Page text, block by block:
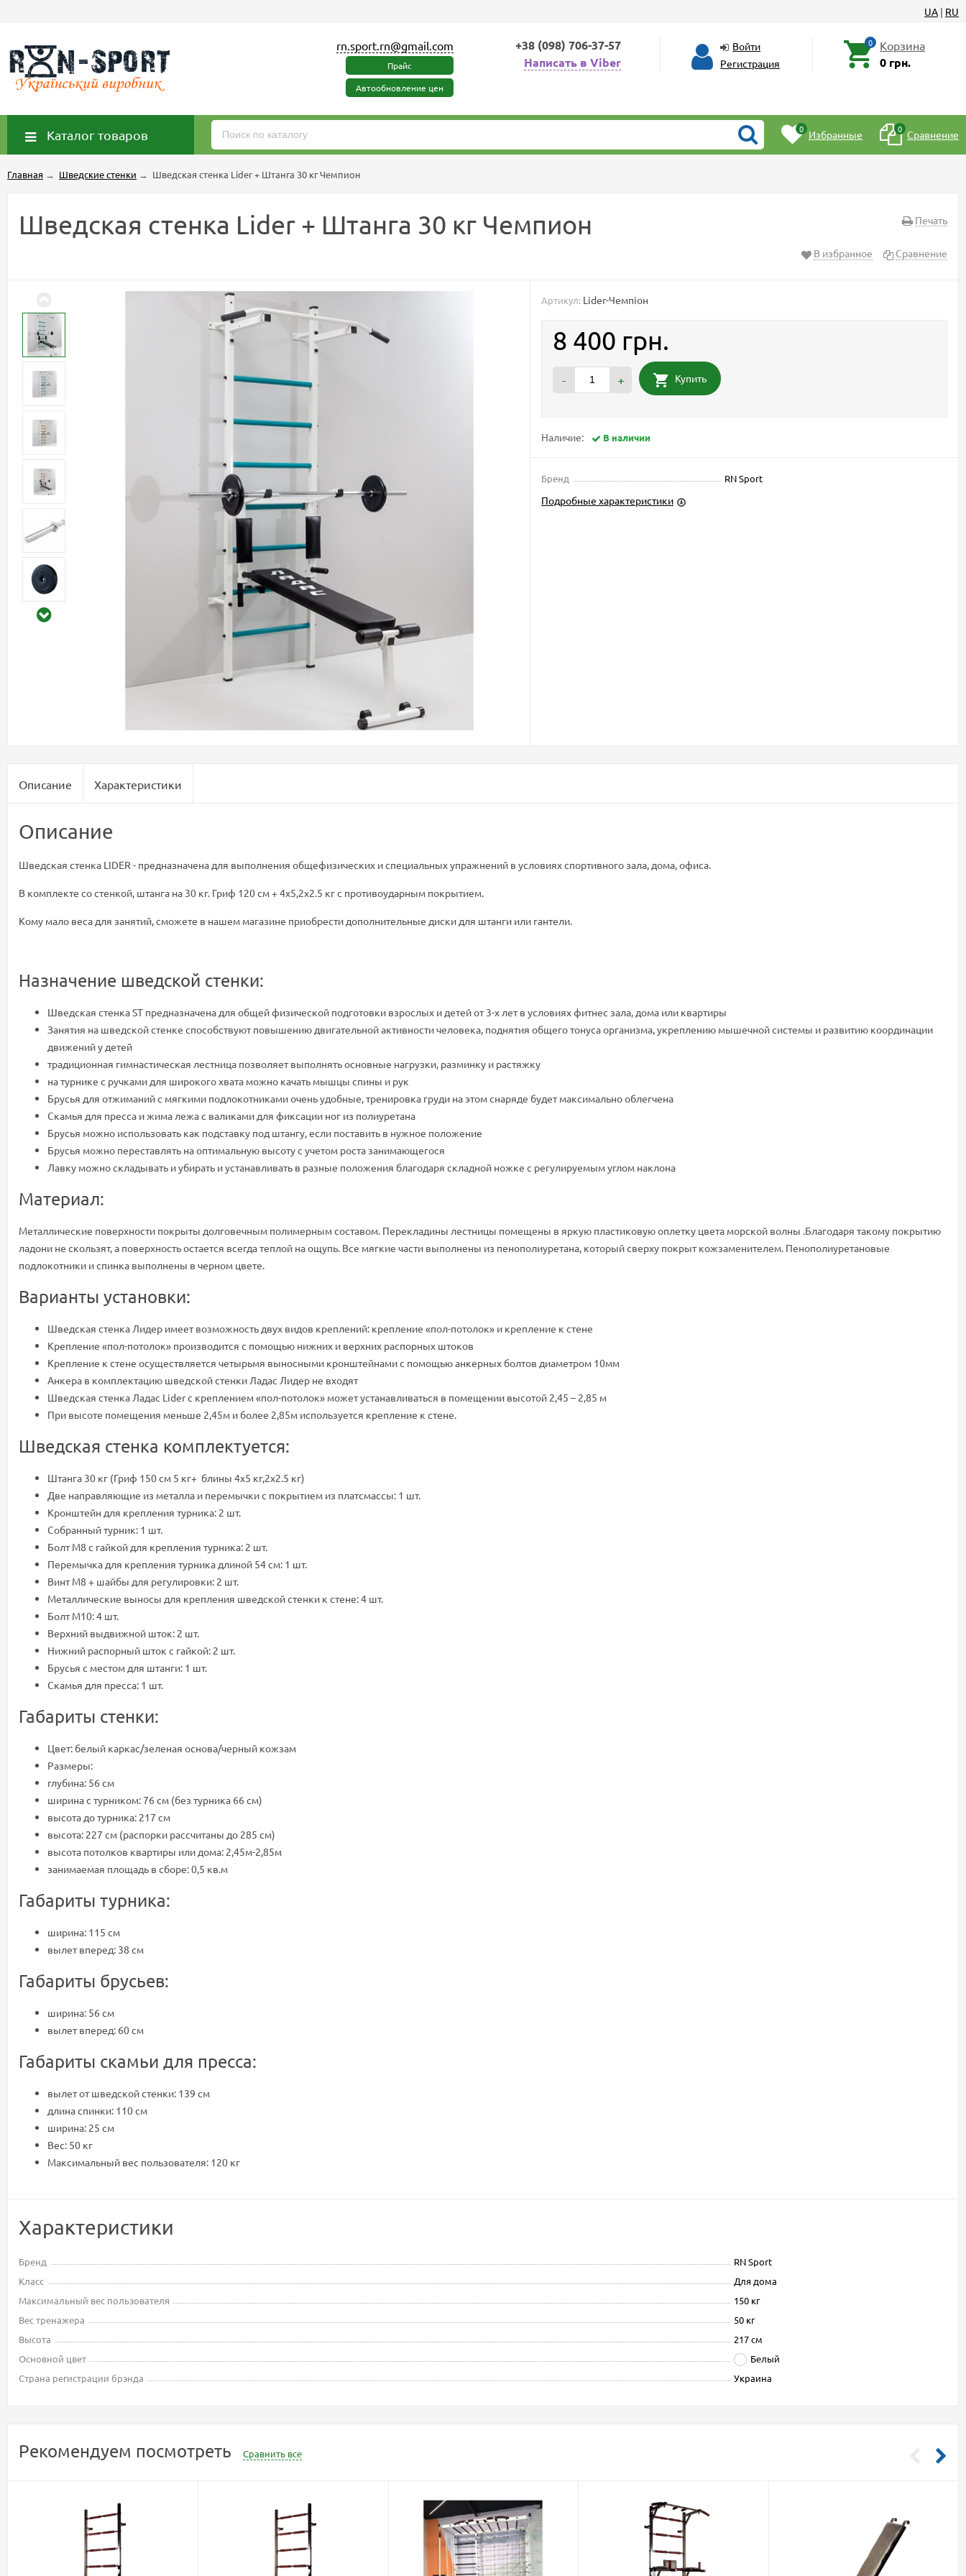
UA | RU
rn.sport.rn@gmail.com
Прайс
Автообновление цен
+38 (098) 706-37-57
Написать в Viber
Войти
Регистрация
0 Корзина
0 грн.
Каталог товаров 0 Избранные 0 Сравнение
Главная → Шведские стенки → Шведская стенка Lider + Штанга 30 кг Чемпион
Печать
Шведская стенка Lider + Штанга 30 кг Чемпион
В избранное Сравнение
Артикул: Lider-Чемпіон
8 400 грн.
- + Купить
Наличие: В наличии
Бренд RN Sport
Подробные характеристики
Описание Характеристики
Описание
Шведская стенка LIDER - предназначена для выполнения общефизических и специальных упражнений в условиях спортивного зала, дома, офиса.
В комплекте со стенкой, штанга на 30 кг. Гриф 120 см + 4х5,2х2.5 кг с противоударным покрытием.
Кому мало веса для занятий, сможете в нашем магазине приобрести дополнительные диски для штанги или гантели.
Назначение шведской стенки:
Шведская стенка ST предназначена для общей физической подготовки взрослых и детей от 3-х лет в условиях фитнес зала, дома или квартиры
Занятия на шведской стенке способствуют повышению двигательной активности человека, поднятия общего тонуса организма, укреплению мышечной системы и развитию координации
движений у детей
традиционная гимнастическая лестница позволяет выполнять основные нагрузки, разминку и растяжку
на турнике с ручками для широкого хвата можно качать мышцы спины и рук
Брусья для отжиманий с мягкими подлокотниками очень удобные, тренировка груди на этом снаряде будет максимально облегчена
Скамья для пресса и жима лежа с валиками для фиксации ног из полиуретана
Брусья можно использовать как подставку под штангу, если поставить в нужное положение
Брусья можно переставлять на оптимальную высоту с учетом роста занимающегося
Лавку можно складывать и убирать и устанавливать в разные положения благодаря складной ножке с регулируемым углом наклона
Материал:
Металлические поверхности покрыты долговечным полимерным составом. Перекладины лестницы помещены в яркую пластиковую оплетку цвета морской волны .Благодаря такому покрытию
ладони не скользят, а поверхность остается всегда теплой на ощупь. Все мягкие части выполнены из пенополиуретана, который сверху покрыт кожзаменителем. Пенополиуретановые
подлокотники и спинка выполнены в черном цвете.
Варианты установки:
Шведская стенка Лидер имеет возможность двух видов креплений: крепление «пол-потолок» и крепление к стене
Крепление «пол-потолок» производится с помощью нижних и верхних распорных штоков
Крепление к стене осуществляется четырьмя выносными кронштейнами с помощью анкерных болтов диаметром 10мм
Анкера в комплектацию шведской стенки Ладас Лидер не входят
Шведская стенка Ладас Lider с креплением «пол-потолок» может устанавливаться в помещении высотой 2,45 – 2,85 м
При высоте помещения меньше 2,45м и более 2,85м используется крепление к стене.
Шведская стенка комплектуется:
Штанга 30 кг (Гриф 150 см 5 кг+ блины 4х5 кг,2х2.5 кг)
Две направляющие из металла и перемычки с покрытием из платсмассы: 1 шт.
Кронштейн для крепления турника: 2 шт.
Собранный турник: 1 шт.
Болт М8 с гайкой для крепления турника: 2 шт.
Перемычка для крепления турника длиной 54 см: 1 шт.
Винт М8 + шайбы для регулировки: 2 шт.
Металлические выносы для крепления шведской стенки к стене: 4 шт.
Болт М10: 4 шт.
Верхний выдвижной шток: 2 шт.
Нижний распорный шток с гайкой: 2 шт.
Брусья с местом для штанги: 1 шт.
Скамья для пресса: 1 шт.
Габариты стенки:
Цвет: белый каркас/зеленая основа/черный кожзам
Размеры:
глубина: 56 см
ширина с турником: 76 см (без турника 66 см)
высота до турника: 217 см
высота: 227 см (распорки рассчитаны до 285 см)
высота потолков квартиры или дома: 2,45м-2,85м
занимаемая площадь в сборе: 0,5 кв.м
Габариты турника:
ширина: 115 см
вылет вперед: 38 см
Габариты брусьев:
ширина: 56 см
вылет вперед: 60 см
Габариты скамьи для пресса:
вылет от шведской стенки: 139 см
длина спинки: 110 см
ширина: 25 см
Вес: 50 кг
Максимальный вес пользователя: 120 кг
Характеристики
Бренд
RN Sport
Класс
Для дома
Максимальный вес пользователя
150 кг
Вес тренажера
50 кг
Высота
217 см
Основной цвет
Белый
Страна регистрации брэнда
Украина
Рекомендуем посмотреть Сравнить все